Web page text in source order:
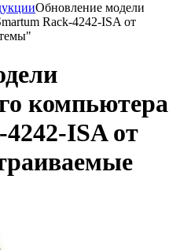
Обновление модели
Rack-4242-ISA от
компьютера
ISA от